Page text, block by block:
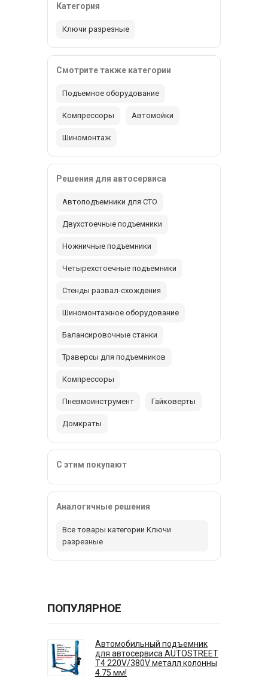
Категория
Ключи разрезные
Смотрите также категории
Подъемное оборудование
Компрессоры Автомойки
Шиномонтаж
Решения для автосервиса
Автоподъемники для СТО
Двухстоечные подъемники
Ножничные подъемники
Четырехстоечные подъемники
Стенды развал-схождения
Шиномонтажное оборудование
Балансировочные станки
Траверсы для подъемников
Компрессоры
Пневмоинструмент Гайковерты
Домкраты
С этим покупают
Аналогичные решения
Все товары категории Ключи
разрезные
ПОПУЛЯРНОЕ
Автомобильный подъемник
для автосервиса AUTOSTREET
T4 220V/380V металл колонны
4.75 мм!